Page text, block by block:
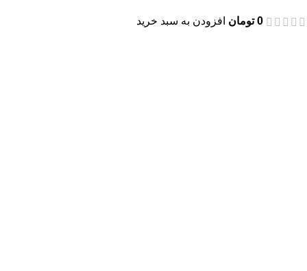
0 تومان افزودن به سبد خرید